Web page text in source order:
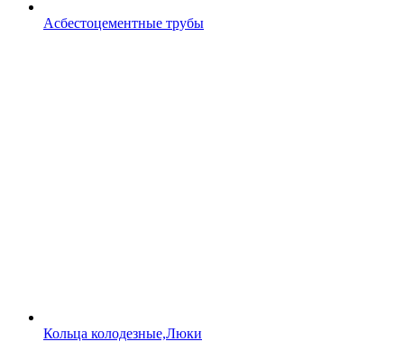
Асбестоцементные трубы
Кольца колодезные,Люки